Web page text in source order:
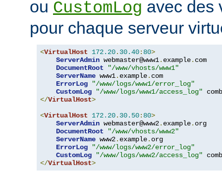
ou CustomLog avec des
pour chaque serveur
<VirtualHost 172.20. 30.40: 80>
ServerAdmin webmaster@www1. example. com
DocumentRoot
"/www/vhosts/www1"
ServerName www1. example. com
ErrorLog
"/www/logs/www1/error_log"
CustomLog
"/www/logs/www1/access_log"
</VirtualHost>
<VirtualHost 172.20. 30.50: 80>
ServerAdmin webmaster@www2. example. org
DocumentRoot
"/www/vhosts/www2"
ServerName www2. example. org
ErrorLog
"/www/logs/www2/error_log"
CustomLog
"/www/logs/www2/access_log"
</VirtualHost>